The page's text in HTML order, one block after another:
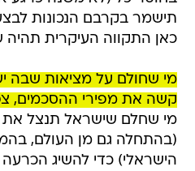
תישמר בקרבם הנכונות
כאן התקווה העיקרית
מי שחולם על מציאות שבה
קשה את מפירי ההסכמים,
מי שחלם שישראל תנצל את
(בהתחלה גם מן העולם,
הישראלי) כדי להשיג